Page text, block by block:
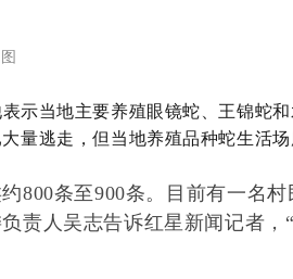
表示当地主要养殖眼镜蛇、王锦蛇
量逃走 ，但当地养殖品种蛇生活
800条至900条。目前有一名村
责人吴志告诉红星新闻记者，